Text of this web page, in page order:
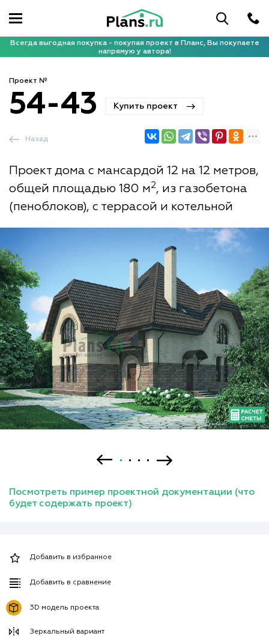
Всегда выгодная покупка - покупая проект в Планс, Вы покупаете
напрямую у автора!
Проект №
54-43 Купить проект
Проект дома с мансардой 12 на 12 метров,
общей площадью 180 м2, из газобетона
(пеноблоков), с террасой и котельной
Назад
Посмотреть пример проектной документации (что
будет содержать проект)
Добавить в избранное
Добавить в сравнение
3D модель проекта
Зеркальный вариант